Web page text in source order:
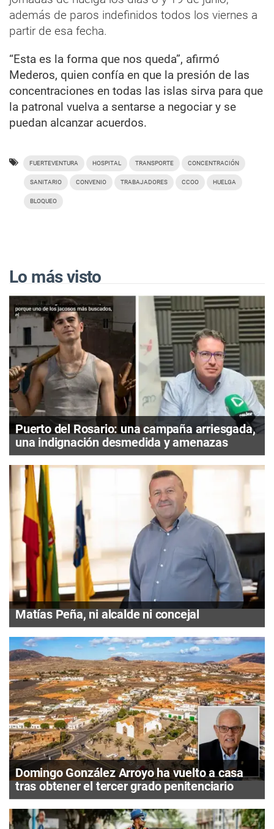
además de paros indefinidos todos los viernes a
partir de esa fecha.
“Esta es la forma que nos queda”, afirmó
Mederos, quien confía en que la presión de las
concentraciones en todas las islas sirva para que
la patronal vuelva a sentarse a negociar y se
puedan alcanzar acuerdos.
FUERTEVENTURA HOSPITAL TRANSPORTE CONCENTRACIÓN
SANITARIO CONVENIO TRABAJADORES CCOO HUELGA
BLOQUEO
Lo más visto
Puerto del Rosario: una campaña arriesgada,
una indignación desmedida y amenazas
Matías Peña, ni alcalde ni concejal
Domingo González Arroyo ha vuelto a casa
tras obtener el tercer grado penitenciario